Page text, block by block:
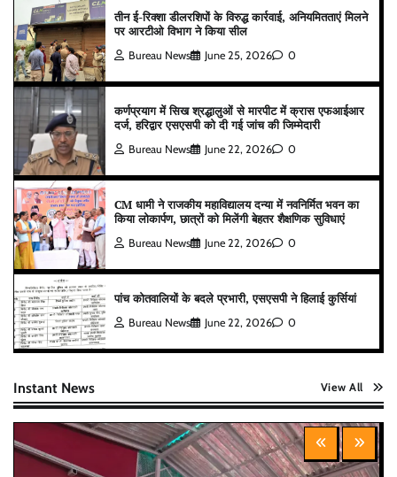
तीन ई-रिक्शा डीलरशिपों के विरुद्ध कार्रवाई, अनियमितताएं मिलने
पर आरटीओ विभाग ने किया सील
Bureau News June 25, 2026 0
कर्णप्रयाग में सिख श्रद्धालुओं से मारपीट में क्रास एफआईआर
दर्ज, हरिद्वार एसएसपी को दी गई जांच की जिम्मेदारी
Bureau News June 22, 2026 0
CM धामी ने राजकीय महाविद्यालय दन्या में नवनिर्मित भवन का
किया लोकार्पण, छात्रों को मिलेंगी बेहतर शैक्षणिक सुविधाएं
Bureau News June 22, 2026 0
पांच कोतवालियों के बदले प्रभारी, एसएसपी ने हिलाई कुर्सियां
Bureau News June 22, 2026 0
Instant News View All